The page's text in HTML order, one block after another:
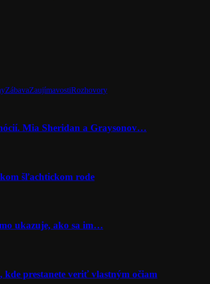
ZábavaZaujímavostiRozhovory
Mia Sheridan a Graysonov…
šľachtickom rode
ukazuje, ako sa im…
prestanete veriť vlastným očiam